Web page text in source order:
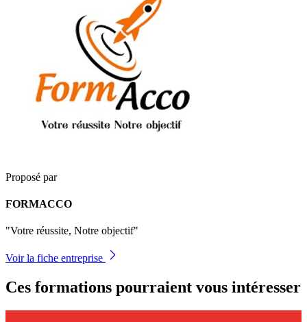
Proposé par
FORMACCO
"Votre réussite, Notre objectif"
Voir la fiche entreprise
Ces formations pourraient vous intéresser